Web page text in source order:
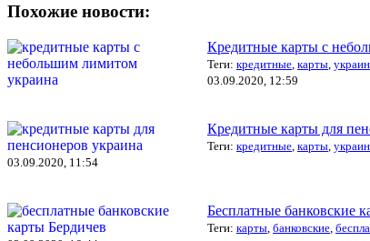
Похожие новости:
Кредитные карты с
Теги: кредитные карты
03.09.2020, 12:59
Кредитные карты для
Теги: кредитные карты
03.09.2020, 11:54
Бесплатные банковские
Теги: карты банковские